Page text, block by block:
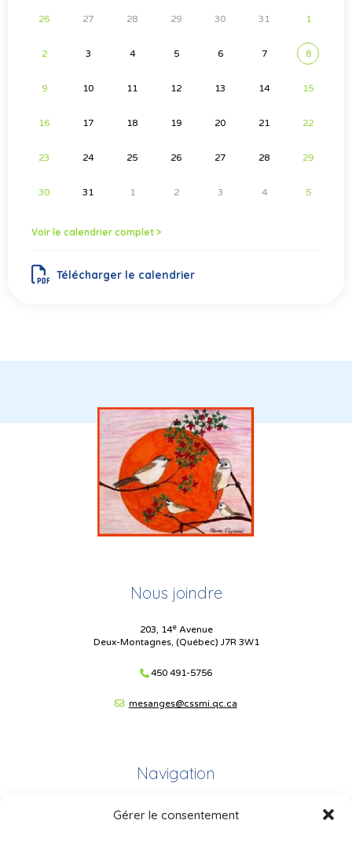
Gérer le consentement
26 27 28 29 30 31 1
2 3 4 5 6 7 8
9 10 11 12 13 14 15
16 17 18 19 20 21 22
23 24 25 26 27 28 29
30 31 1 2 3 4 5
Voir le calendrier complet >
Télécharger le calendrier
Nous joindre
203, 14eAvenue
Deux-Montagnes, (Québec) J7R 3W1
450 491-5756
mesanges@cssmi.qc.ca
Navigation
Plan du site